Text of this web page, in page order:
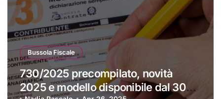
Bussola Fiscale
730/2025 precompilato, novità
2025 e modello disponibile dal 30